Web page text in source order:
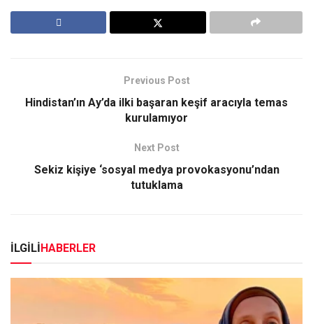
Previous Post
Hindistan’ın Ay’da ilki başaran keşif aracıyla temas
kurulamıyor
Next Post
Sekiz kişiye ‘sosyal medya provokasyonu’ndan
tutuklama
İLGİLİHABERLER